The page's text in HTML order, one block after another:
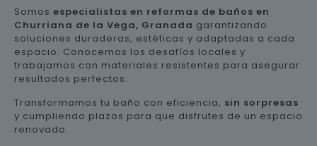
Somos especialistas en reformas de baños en
Churriana de la Vega, Granada garantizando
soluciones duraderas, estéticas y adaptadas a cada
espacio. Conocemos los desafíos locales y
trabajamos con materiales resistentes para asegurar
resultados perfectos.
Transformamos tu baño con eficiencia, sin sorpresas
y cumpliendo plazos para que disfrutes de un espacio
renovado.